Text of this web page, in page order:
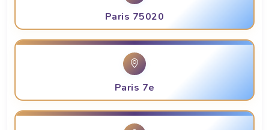
Paris 75020
Paris 7e